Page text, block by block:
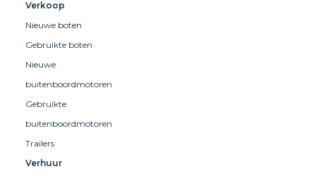
Verkoop
Nieuwe boten
Gebruikte boten
Nieuwe
buitenboordmotoren
Gebruikte
buitenboordmotoren
Trailers
Verhuur